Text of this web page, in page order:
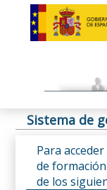
Sistema de
Para
de
de los